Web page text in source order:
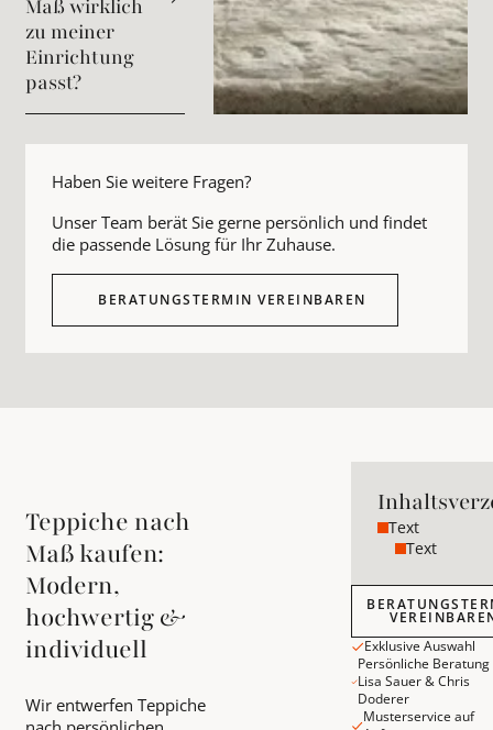
Maß wirklich
zu meiner
Einrichtung
passt?
Haben Sie weitere Fragen?
Unser Team berät Sie gerne persönlich und findet
die passende Lösung für Ihr Zuhause.
BERATUNGSTERMIN VEREINBAREN
Teppiche nach
Maß kaufen:
Modern,
hochwertig &
individuell
Wir entwerfen Teppiche
Text
Text
Beratungstermin
Exklusive Auswahl
Persönliche Beratung
Lisa Sauer & Chris
Doderer
Musterservice auf